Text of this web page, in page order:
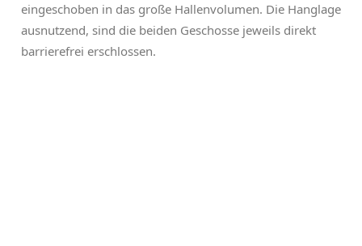
eingeschoben in das große Hallenvolumen. Die Hanglage
ausnutzend, sind die beiden Geschosse jeweils direkt
barrierefrei erschlossen.